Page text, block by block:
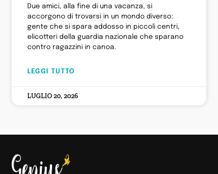
Due amici, alla fine di una vacanza, si
accorgono di trovarsi in un mondo diverso:
gente che si spara addosso in piccoli centri,
elicotteri della guardia nazionale che sparano
contro ragazzini in canoa.
LEGGI TUTTO
LUGLIO 20, 2026